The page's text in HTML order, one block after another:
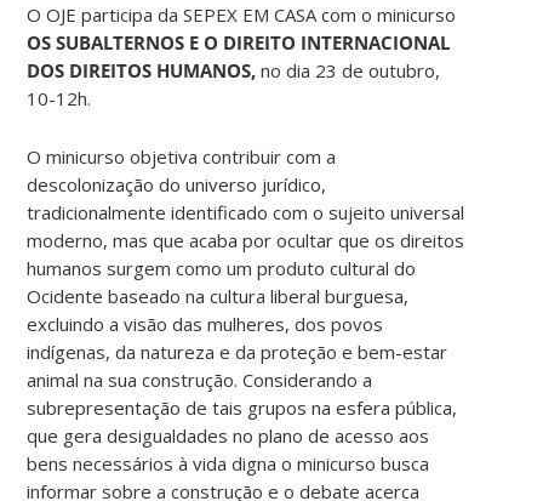
O OJE participa da SEPEX EM CASA com o minicurso
OS SUBALTERNOS E O DIREITO INTERNACIONAL
DOS DIREITOS HUMANOS, no dia 23 de outubro,
10-12h.
O minicurso objetiva contribuir com a
descolonização do universo jurídico,
tradicionalmente identificado com o sujeito universal
moderno, mas que acaba por ocultar que os direitos
humanos surgem como um produto cultural do
Ocidente baseado na cultura liberal burguesa,
excluindo a visão das mulheres, dos povos
indígenas, da natureza e da proteção e bem-estar
animal na sua construção. Considerando a
subrepresentação de tais grupos na esfera pública,
que gera desigualdades no plano de acesso aos
bens necessários à vida digna o minicurso busca
informar sobre a construção e o debate acerca